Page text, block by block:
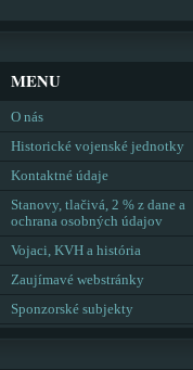
MENU
O nás
Historické vojenské jednotky
Kontaktné údaje
Stanovy, tlačivá, 2 % z dane a
ochrana osobných údajov
Vojaci, KVH a história
Zaujímavé webstránky
Sponzorské subjekty